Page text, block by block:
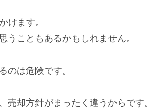
けます。
こともあるかもしれません。
のは危険です。
却方針がまったく違うからです。